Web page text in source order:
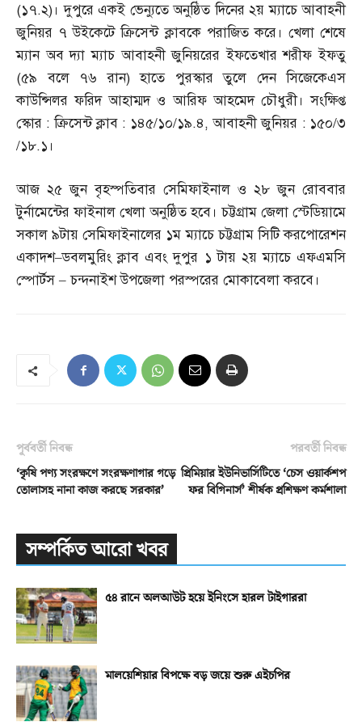
(১৭.২)। দুপুরে একই ভেন্যুতে অনুষ্ঠিত দিনের ২য় ম্যাচে আবাহনী
জুনিয়র ৭ উইকেটে ক্রিসেন্ট ক্লাবকে পরাজিত করে। খেলা শেষে
ম্যান অব দ্যা ম্যাচ আবাহনী জুনিয়রের ইফতেখার শরীফ ইফতু
(৫৯ বলে ৭৬ রান)হাতে পুরস্কার তুলে দেন সিজেকেএস
কাউন্সিলর ফরিদ আহাম্মদ ও আরিফ আহমেদ চৌধুরী। সংক্ষিপ্ত
স্কোর :ক্রিসেন্ট ক্লাব : ১৪৫/১০/১৯.৪,আবাহনী জুনিয়র : ১৫০/৩
/১৮.১।
আজ ২৫ জুন বৃহস্পতিবার সেমিফাইনাল ও ২৮ জুন রোববার
টুর্নামেন্টের ফাইনাল খেলা অনুষ্ঠিত হবে। চট্টগ্রাম জেলা স্টেডিয়ামে
সকাল ৯টায় সেমিফাইনালের ১ম ম্যাচে চট্টগ্রাম সিটি করপোরেশন
একাদশ–ডবলমুরিং ক্লাব এবং দুপুর ১ টায় ২য় ম্যাচে এফএমসি
স্পোর্টস –চন্দনাইশ উপজেলা পরস্পরের মোকাবেলা করবে।
পূর্ববর্তী নিবন্ধ
‘কৃষি পণ্য সংরক্ষণে সংরক্ষণাগার গড়ে
তোলাসহ নানা কাজ করছে সরকার’
পরবর্তী নিবন্ধ
প্রিমিয়ার ইউনিভার্সিটিতে ‘চেস ওয়ার্কশপ
ফর বিগিনার্স’ শীর্ষক প্রশিক্ষণ কর্মশালা
সম্পর্কিত আরো খবর
৫৪ রানে অলআউট হয়ে ইনিংসে হারল টাইগাররা
মালয়েশিয়ার বিপক্ষে বড় জয়ে শুরু এইচপির